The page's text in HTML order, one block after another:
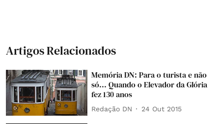
Artigos Relacionados
Memória DN: Para o turista e não
só... Quando o Elevador da Glória
fez 130 anos
Redação DN 24 Out 2015